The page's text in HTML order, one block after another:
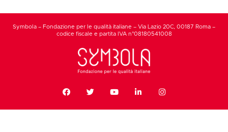
Symbola – Fondazione per le qualità italiane – Via Lazio 20C, 00187 Roma –
codice fiscale e partita IVA n°08180541008